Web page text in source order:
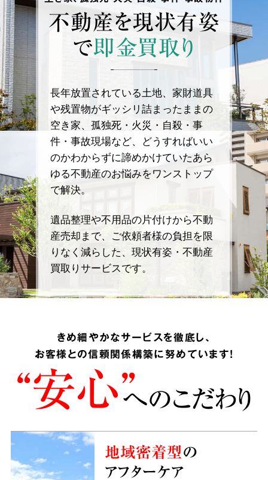
不動産を現状有姿
で即金買取り
長年放置されている土地、家財道具
や残置物がギッシリ詰まったままの
空き家、孤独死・火災・自殺・事
件・事故現場など、どうすればいい
のかわからずに諦めかけていたあら
ゆる不動産のお悩みをワンストップ
で解決。
遺品整理や不用品の片付けから不動
産売却まで、ご依頼者様の負担を限
りなく減らした、現状有姿・不動産
買取りサービスです。
きめ細やかなサービスを徹底し、
お客様との信頼関係構築に努めています!
“安心”へのこだわり
地域密着型の
アフターケア